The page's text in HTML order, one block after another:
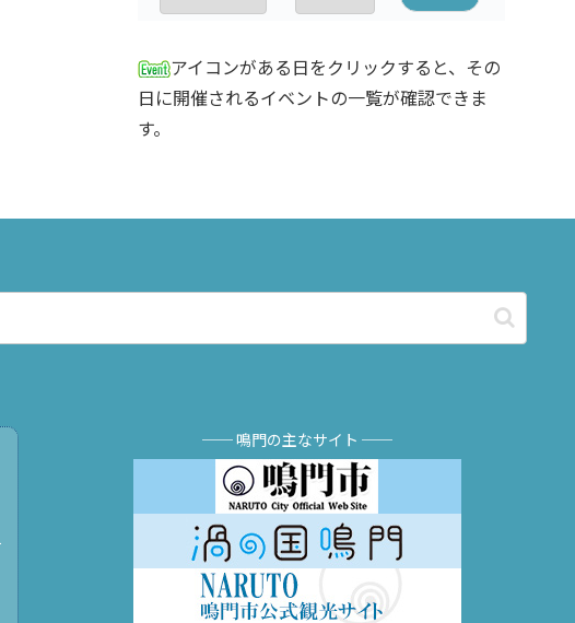
アイコンがある日をクリックすると、その
日に開催されるイベントの一覧が確認できま
す。
── 鳴門の主なサイト ──